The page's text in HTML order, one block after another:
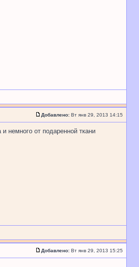
Добавлено: Вт янв 29, 2013 14:15
немного от подаренной ткани
Добавлено: Вт янв 29, 2013 15:25